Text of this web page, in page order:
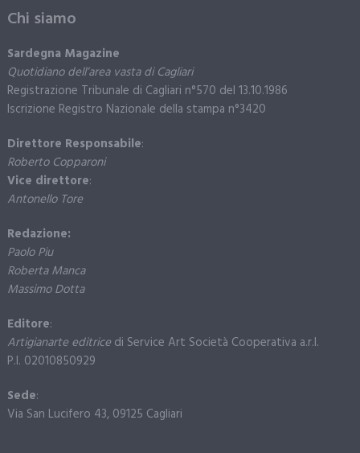
Chi siamo
Sardegna Magazine
Quotidiano dell’area vasta di Cagliari
Registrazione Tribunale di Cagliari n°570 del 13.10.1986
Iscrizione Registro Nazionale della stampa n°3420
Direttore Responsabile:
Roberto Copparoni
Vice direttore:
Antonello Tore
Redazione:
Paolo Piu
Roberta Manca
Massimo Dotta
Editore:
Artigianarte editricedi Service Art Società Cooperativa a.r.l.
P.I. 02010850929
Sede:
Via San Lucifero 43, 09125 Cagliari